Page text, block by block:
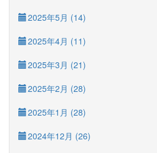
2025年5月 (14)
2025年4月 (11)
2025年3月 (21)
2025年2月 (28)
2025年1月 (28)
2024年12月 (26)